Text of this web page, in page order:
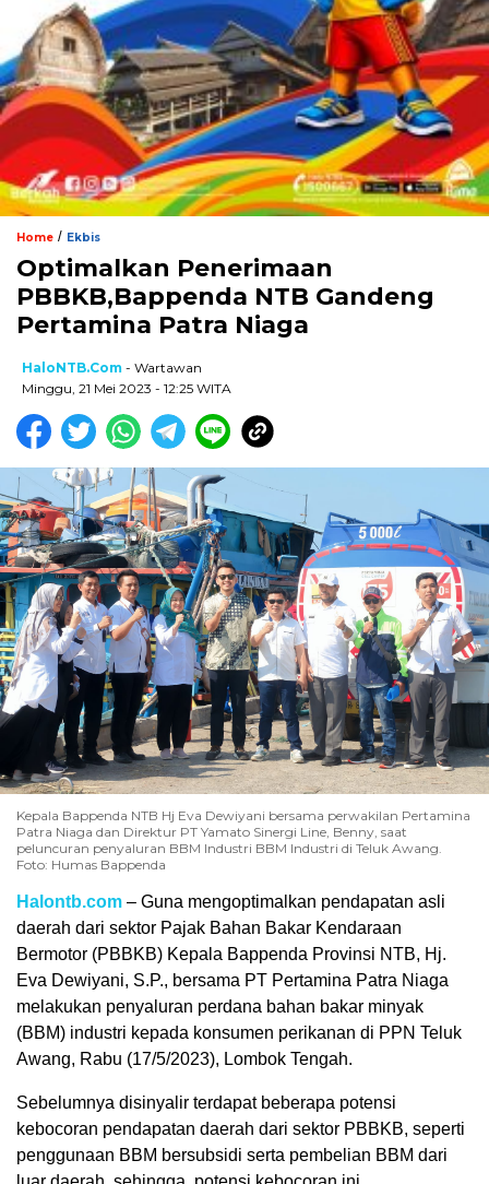
Home / Ekbis
Optimalkan Penerimaan
PBBKB,Bappenda NTB Gandeng
Pertamina Patra Niaga
HaloNTB.com - Wartawan
Minggu, 21 Mei 2023 - 12:25 WITA
Kepala Bappenda NTB Hj Eva Dewiyani bersama perwakilan Pertamina
Patra Niaga dan Direktur PT Yamato Sinergi Line, Benny, saat
peluncuran penyaluran BBM Industri BBM Industri di Teluk Awang.
Foto: Humas Bappenda
Halontb.com – Guna mengoptimalkan pendapatan asli
daerah dari sektor Pajak Bahan Bakar Kendaraan
Bermotor (PBBKB) Kepala Bappenda Provinsi NTB, Hj.
Eva Dewiyani, S.P., bersama PT Pertamina Patra Niaga
melakukan penyaluran perdana bahan bakar minyak
(BBM) industri kepada konsumen perikanan di PPN Teluk
Awang, Rabu (17/5/2023), Lombok Tengah.
Sebelumnya disinyalir terdapat beberapa potensi
kebocoran pendapatan daerah dari sektor PBBKB, seperti
penggunaan BBM bersubsidi serta pembelian BBM dari